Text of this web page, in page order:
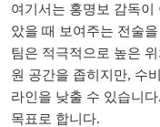
여기서는 홍명보 감독
았을 때 보여주는 전술
팀은 적극적으로 높은
원 공간을 좁히지만, 수
라인을 낮출 수 있습니
목표로 합니다.